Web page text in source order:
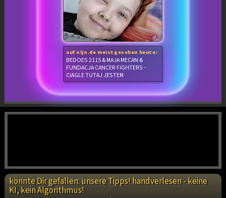
auf oljo.de meistgesehen heute:
BEDOES 2115 & MAJA MECAN &
FUNDACJA CANCER FIGHTERS -
CIAGLE TUTAJ JESTEM
könnte Dir gefallen: unsere Tipps! handverlesen - keine
KI, kein Algorithmus!